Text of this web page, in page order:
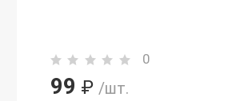
0
99 ₽ /шт.